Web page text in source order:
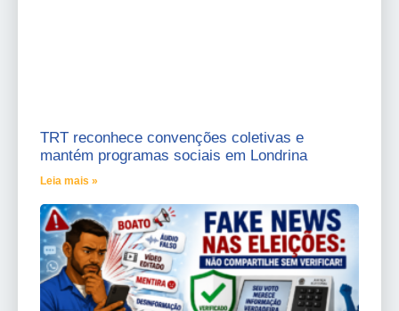
TRT reconhece convenções coletivas e
mantém programas sociais em Londrina
Leia mais »